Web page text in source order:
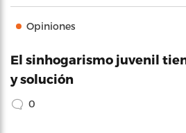
Opiniones
El sinhogarismo juvenil
y solución
0